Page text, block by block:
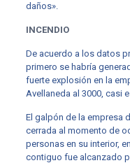
daños».
INCENDIO
De acuerdo a los datos
primero se habría
fuerte explosión en la
Avellaneda al 3000, casi
El galpón de la empresa
cerrada al momento de
personas en su interior,
contiguo fue alcanzado